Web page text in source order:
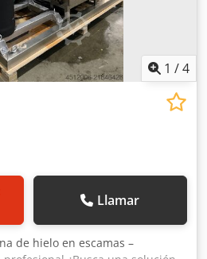
1 /4
Llamar
de hielo en escamas –